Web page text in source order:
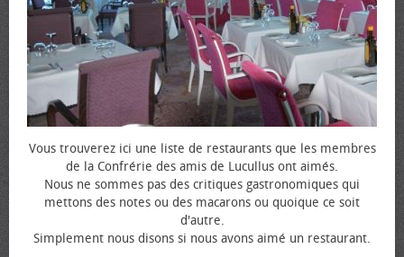
Vous trouverez ici une liste de restaurants que les membres
de la Confrérie des amis de Lucullus ont aimés.
Nous ne sommes pas des critiques gastronomiques qui
mettons des notes ou des macarons ou quoique ce soit
d'autre.
Simplement nous disons si nous avons aimé un restaurant.